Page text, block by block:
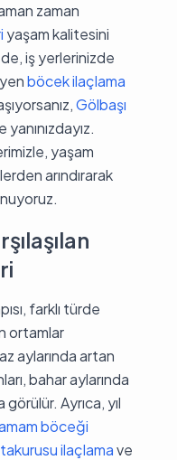
zaman
yaşam kalitesini
iş yerlerinizde
böcek ilaçlama
Gölbaşı
yaşam
arındırarak
farklı türde
ortamlar
aylarında artan
bahar aylarında
görülür. Ayrıca, yıl
böceği
ilaçlamave